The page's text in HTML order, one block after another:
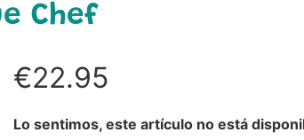
Chef
€22.95
Lo sentimos, este artículo no está